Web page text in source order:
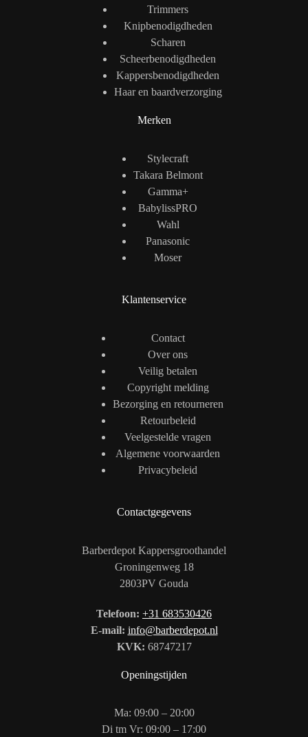
Trimmers
Knipbenodigdheden
Scharen
Scheerbenodigdheden
Kappersbenodigdheden
Haar en baardverzorging
Merken
Stylecraft
Takara Belmont
Gamma+
BabylissPRO
Wahl
Panasonic
Moser
Klantenservice
Contact
Over ons
Veilig betalen
Copyright melding
Bezorging en retourneren
Retourbeleid
Veelgestelde vragen
Algemene voorwaarden
Privacybeleid
Contactgegevens
Barberdepot Kappersgroothandel
Groningenweg 18
2803PV Gouda
Telefoon: +31 683530426
E-mail: info@barberdepot.nl
KVK: 68747217
Openingstijden
Ma: 09:00 – 20:00
Di tm Vr: 09:00 – 17:00